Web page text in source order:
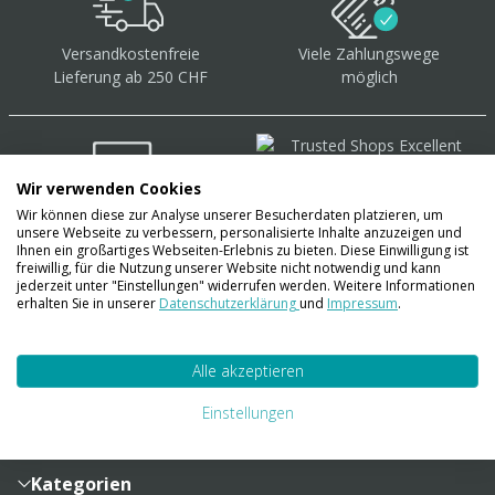
Versandkostenfreie
Lieferung ab 250 CHF
Viele Zahlungswege
möglich
Über 40.000 Artikel auf
Lager
Sendungsverfolgung
Zahlung und Versand
Lieferinformationen
Kategorien
Wir verwenden Cookies
Wir können diese zur Analyse unserer Besucherdaten platzieren, um
unsere Webseite zu verbessern, personalisierte Inhalte anzuzeigen und
Ihnen ein großartiges Webseiten-Erlebnis zu bieten. Diese Einwilligung ist
freiwillig, für die Nutzung unserer Website nicht notwendig und kann
jederzeit unter "Einstellungen" widerrufen werden. Weitere Informationen
erhalten Sie in unserer Datenschutzerklärungund Impressum.
Alle akzeptieren
Einstellungen